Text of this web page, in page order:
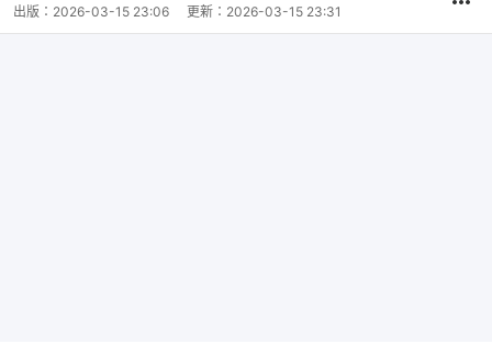
出版： 2026-03-15 23:06 更新： 2026-03-15 23:31